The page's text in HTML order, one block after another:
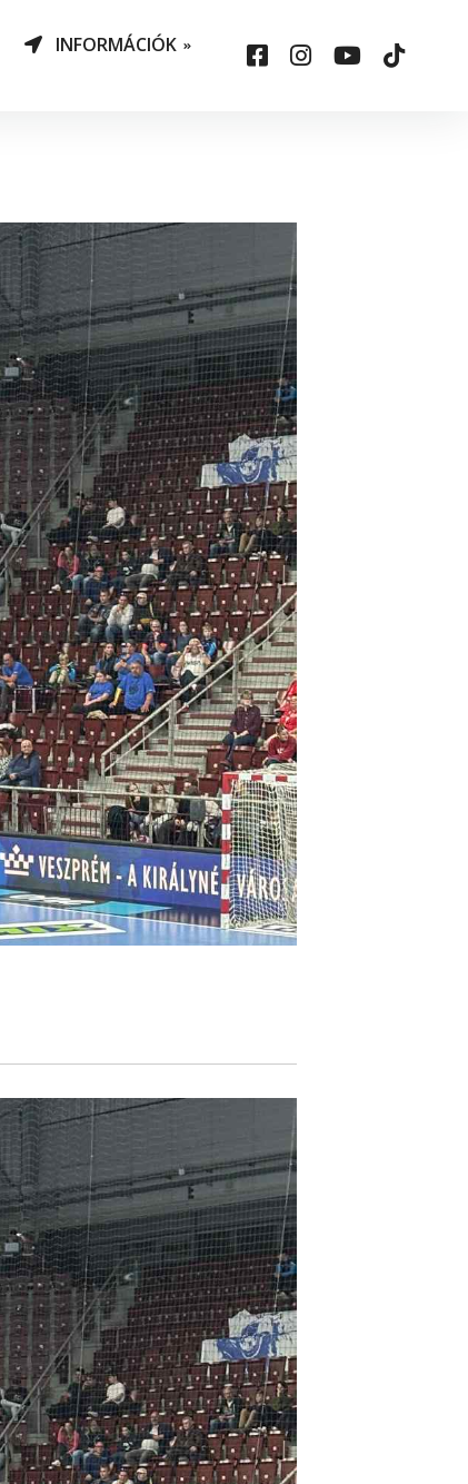
INFORMÁCIÓK
felelősség